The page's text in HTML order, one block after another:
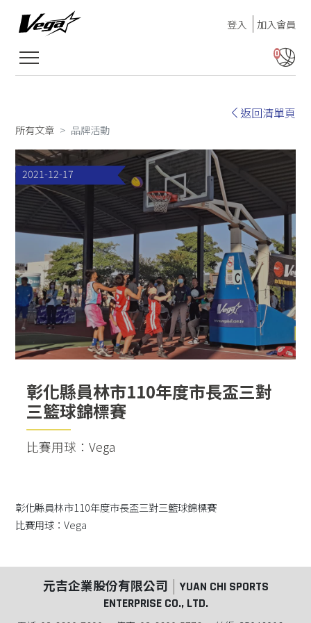
登入 加入會員
0
所有文章 品牌活動
返回清單頁
彰化縣員林市110年度市長盃三對
三籃球錦標賽
比賽用球：Vega
2021-12-17
彰化縣員林市110年度市長盃三對三籃球錦標賽
比賽用球：Vega
元吉企業股份有限公司
YUAN CHI SPORTS
ENTERPRISE CO., LTD.